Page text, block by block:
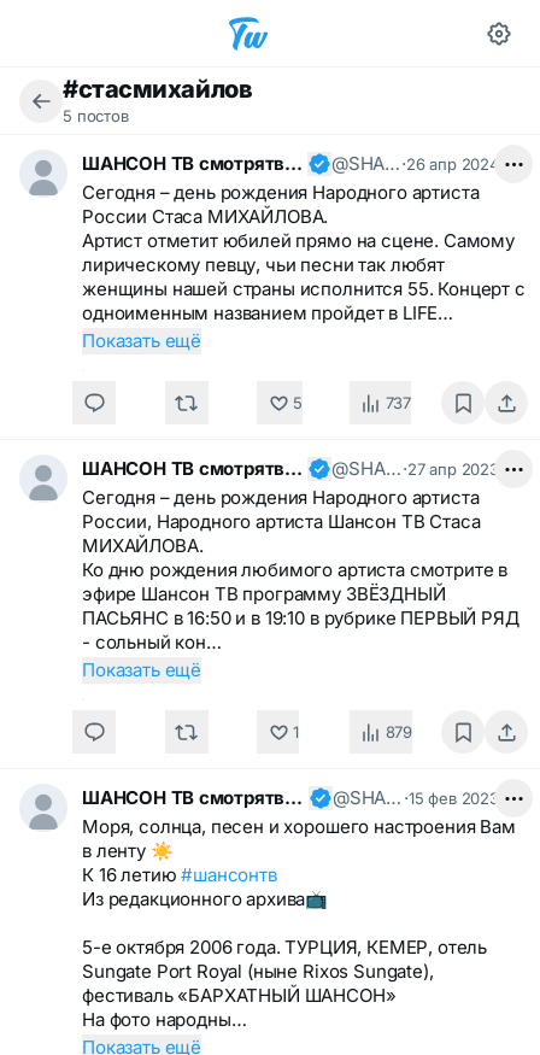
#стасмихайлов
5 постов
ШАНСОН ТВ смотрятвсешансонтв @SHANSONTV·26 апр 2024
Сегодня – день рождения Народного артиста
России Стаса МИХАЙЛОВА.
Артист отметит юбилей прямо на сцене. Самому
лирическому певцу, чьи песни так любят
женщины нашей страны исполнится 55. Концерт с
одноименным названием пройдет в LIFE…
Показать ещё
5 737
ШАНСОН ТВ смотрятвсешансонтв @SHANSONTV·27 апр 2023
Сегодня – день рождения Народного артиста
России, Народного артиста Шансон ТВ Стаса
МИХАЙЛОВА.
Ко дню рождения любимого артиста смотрите в
эфире Шансон ТВ программу ЗВЁЗДНЫЙ
ПАСЬЯНС в 16:50 и в 19:10 в рубрике ПЕРВЫЙ РЯД
- сольный кон…
Показать ещё
1 879
ШАНСОН ТВ смотрятвсешансонтв @SHANSONTV ·15 фев 2023
Моря, солнца, песен и хорошего настроения Вам
в ленту ☀️
К 16 летию#шансонтв
Из редакционного архива📺
5-е октября 2006 года. ТУРЦИЯ, КЕМЕР, отель
Sungate Port Royal (ныне Rixos Sungate),
фестиваль «БАРХАТНЫЙ ШАНСОН»
На фото народны…
Показать ещё